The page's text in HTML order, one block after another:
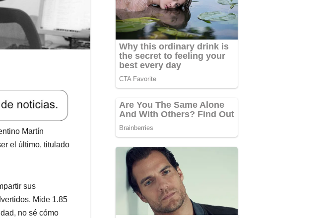
Martín
el último, titulado
sus
Mide 1.85
no sé cómo